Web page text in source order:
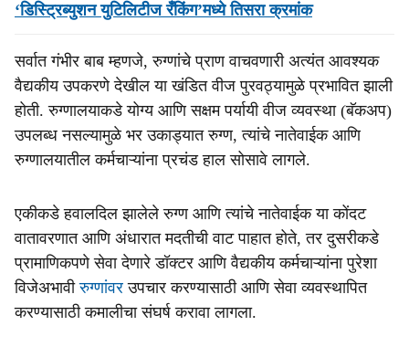
‘डिस्ट्रिब्युशन युटिलिटीज रँकिंग’मध्‍ये तिसरा क्रमांक
सर्वात गंभीर बाब म्हणजे, रुग्णांचे प्राण वाचवणारी अत्यंत आवश्यक
वैद्यकीय उपकरणे देखील या खंडित वीज पुरवठ्यामुळे प्रभावित झाली
होती. रुग्णालयाकडे योग्य आणि सक्षम पर्यायी वीज व्यवस्था (बॅकअप)
उपलब्ध नसल्यामुळे भर उकाड्यात रुग्ण, त्यांचे नातेवाईक आणि
रुग्णालयातील कर्मचाऱ्यांना प्रचंड हाल सोसावे लागले.
एकीकडे हवालदिल झालेले रुग्ण आणि त्यांचे नातेवाईक या कोंदट
वातावरणात आणि अंधारात मदतीची वाट पाहात होते, तर दुसरीकडे
प्रामाणिकपणे सेवा देणारे डॉक्टर आणि वैद्यकीय कर्मचाऱ्यांना पुरेशा
विजेअभावीरुग्णांवरउपचार करण्यासाठी आणि सेवा व्यवस्थापित
करण्यासाठी कमालीचा संघर्ष करावा लागला.